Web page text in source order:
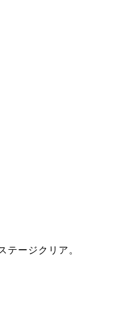
テージクリア。